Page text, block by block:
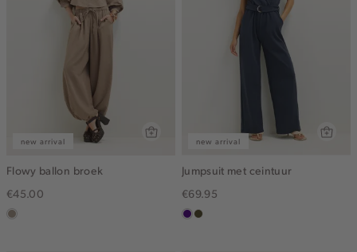
new arrival
Flowy ballon broek
€45.00
taupe,
new arrival
Jumpsuit met ceintuur
€69.95
indigogroen,